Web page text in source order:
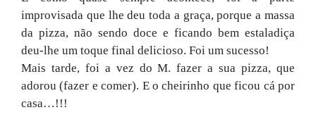
improvisada que lhe deu toda a graça, porque a massa
da pizza, não sendo doce e ficando bem estaladiça
deu-lhe um toque final delicioso. Foi um sucesso!
Mais tarde, foi a vez do M. fazer a sua pizza, que
adorou (fazer e comer). E o cheirinho que ficou cá por
casa…!!!